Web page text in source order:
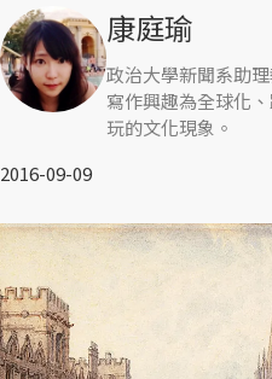
康庭瑜
政治大學新聞系助
寫作興趣為全球化
玩的文化現象。
2016-09-09